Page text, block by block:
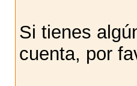
Si tienes
cuenta, por